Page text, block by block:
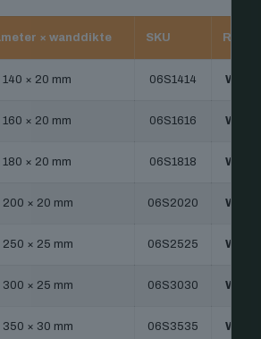
× wanddikte SKU Ref.
140 × 20 mm 06S1414 WC
160 × 20 mm 06S1616 WC
180 × 20 mm 06S1818 WC
200 × 20 mm 06S2020 WC
250 × 25 mm 06S2525 WC
300 × 25 mm 06S3030 WC
350 × 30 mm 06S3535 WC